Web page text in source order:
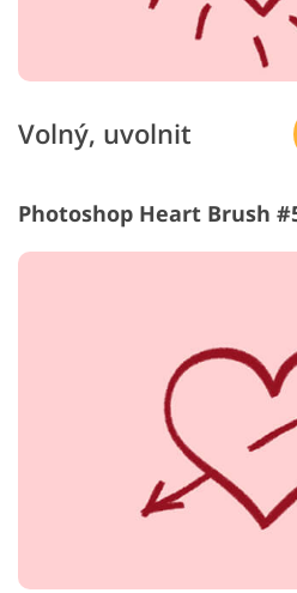
Volný, uvolnit
Photoshop Heart Brush